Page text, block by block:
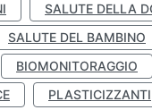
SALUTE DELLA
SALUTE DEL BAMBINO
BIOMONITORAGGIO
PLASTICIZZANTI